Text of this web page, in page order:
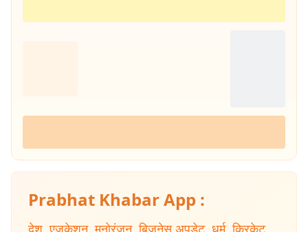
Prabhat Khabar App :
देश एजुकेशन, मनोरंजन, बिजनेस अपडेट, धर्म, क्रिकेट,